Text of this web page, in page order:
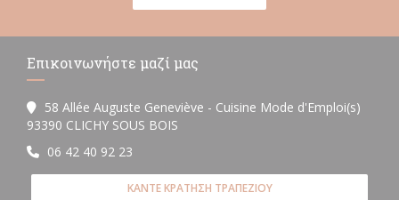
Επικοινωνήστε μαζί μας
58 Allée Auguste Geneviève - Cuisine Mode d'Emploi(s)
93390 CLICHY SOUS BOIS
06 42 40 92 23
ΚΆΝΤΕ ΚΡΆΤΗΣΗ ΤΡΑΠΕΖΙΟΎ